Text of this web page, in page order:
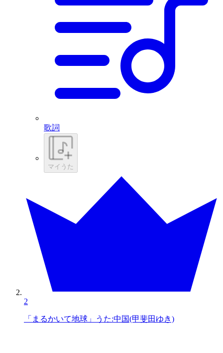
歌詞
マイうた
2
「まるかいて地球」うた:中国(甲斐田ゆき)